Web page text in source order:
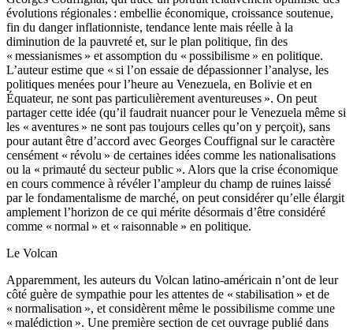
évolutions régionales : embellie économique, croissance soutenue,
fin du danger inflationniste, tendance lente mais réelle à la
diminution de la pauvreté et, sur le plan politique, fin des
« messianismes » et assomption du « possibilisme » en politique.
L’auteur estime que « si l’on essaie de dépassionner l’analyse, les
politiques menées pour l’heure au Venezuela, en Bolivie et en
Équateur, ne sont pas particulièrement aventureuses ». On peut
partager cette idée (qu’il faudrait nuancer pour le Venezuela même si
les « aventures » ne sont pas toujours celles qu’on y perçoit), sans
pour autant être d’accord avec Georges Couffignal sur le caractère
censément « révolu » de certaines idées comme les nationalisations
ou la « primauté du secteur public ». Alors que la crise économique
en cours commence à révéler l’ampleur du champ de ruines laissé
par le fondamentalisme de marché, on peut considérer qu’elle élargit
amplement l’horizon de ce qui mérite désormais d’être considéré
comme « normal » et « raisonnable » en politique.
Le Volcan
Apparemment, les auteurs du Volcan latino-américain n’ont de leur
côté guère de sympathie pour les attentes de « stabilisation » et de
« normalisation », et considèrent même le possibilisme comme une
« malédiction ». Une première section de cet ouvrage publié dans